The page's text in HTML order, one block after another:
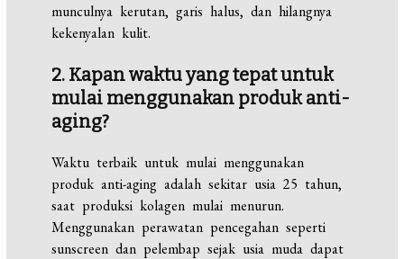
munculnya kerutan, garis halus, dan hilangnya
kekenyalan kulit.
2. Kapan waktu yang tepat untuk
mulai menggunakan produk anti-
aging?
Waktu terbaik untuk mulai menggunakan
produk anti-aging adalah sekitar usia 25 tahun,
saat produksi kolagen mulai menurun.
Menggunakan perawatan pencegahan seperti
sunscreen dan pelembap sejak usia muda dapat